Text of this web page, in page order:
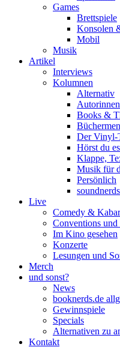
Games
Brettspiele
Konsolen
Mobil
Musik
Artikel
Interviews
Kolumnen
Alternativ
Books &
Der Vinyl-
Hörst du
Klappe,
Musik für
Persönlich
Live
Comedy &
Conventions und
Im Kino gesehen
Konzerte
Lesungen und
Merch
und sonst?
News
booknerds.de
Gewinnspiele
Specials
Alternativen zu
Kontakt